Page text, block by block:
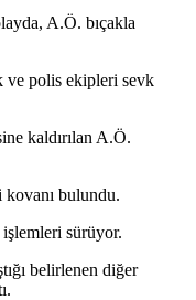
A.Ö. bıçakla
ve polis ekipleri sevk
kaldırılan A.Ö.
kovanı bulundu.
sürüyor.
belirlenen diğer